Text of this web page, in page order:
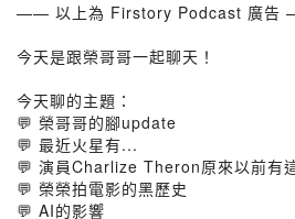
—— 以上為 Firstory Podcast 廣
今天是跟榮哥哥一起聊天！
今天聊的主題：
💬 榮哥哥的腳update
💬 最近火星有...
💬 演員Charlize Theron原來以前有
💬 榮榮拍電影的黑歷史
💬 AI的影響